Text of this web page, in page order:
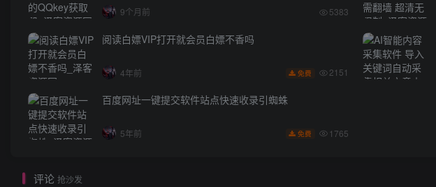
9个月前 5383
阅读白嫖VIP打开就会员白嫖不香吗
4年前 免费 2151
百度网址一键提交软件站点快速收录引蜘蛛
5年前 免费 1765
评论 抢沙发